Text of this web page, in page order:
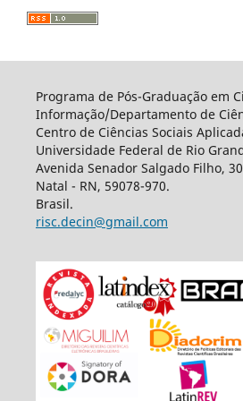
Programa de Pós-Graduação em
Informação/Departamento de
Centro de Ciências Sociais
Universidade Federal de Rio
Avenida Senador Salgado Filho,
Natal - RN, 59078-970.
Brasil.
risc.decin@gmail.com